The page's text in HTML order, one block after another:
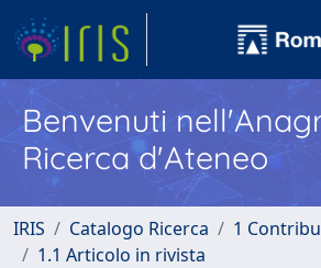
Benvenuti
Ricerca d'Ateneo
IRIS Catalogo Ricerca
1
1.1 Articolo in rivista